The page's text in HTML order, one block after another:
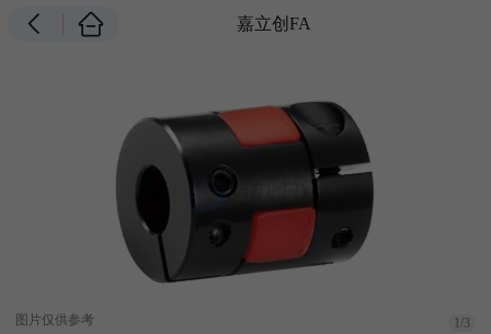
嘉立创FA
图片仅供参考 1/3